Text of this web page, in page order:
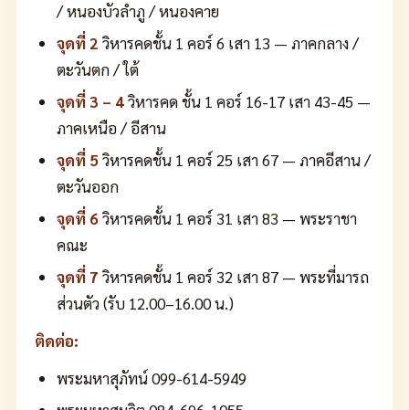
/ หนองบัวลำภู / หนองคาย
จุดที่ 2 วิหารคดชั้น 1 คอร์ 6 เสา 13 — ภาคกลาง /
ตะวันตก / ใต้
จุดที่ 3 – 4วิหารคด ชั้น 1 คอร์ 16-17 เสา 43-45 —
ภาคเหนือ / อีสาน
จุดที่ 5วิหารคดชั้น 1 คอร์ 25 เสา 67 — ภาคอีสาน /
ตะวันออก
จุดที่ 6วิหารคดชั้น 1 คอร์ 31 เสา 83 — พระราชา
คณะ
จุดที่ 7 วิหารคดชั้น 1 คอร์ 32 เสา 87 — พระที่มารถ
ส่วนตัว (รับ 12.00–16.00 น.)
ติดต่อ:
พระมหาสุภัทน์ 099-614-5949